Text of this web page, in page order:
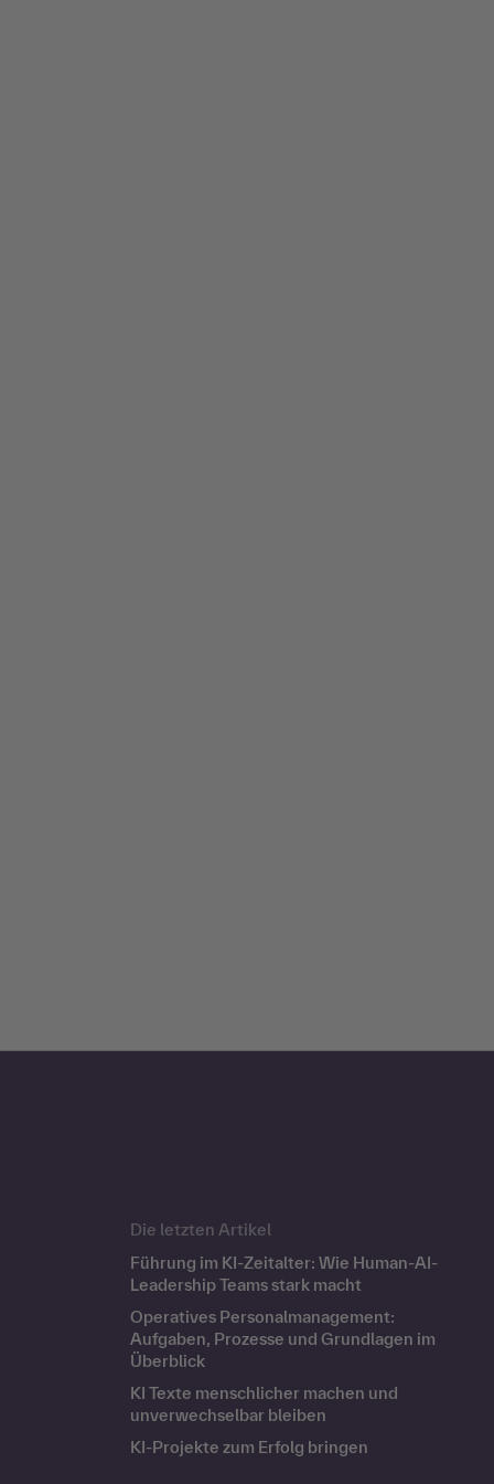
Die letzten Artikel
Führung im KI-Zeitalter: Wie Human-AI-
Leadership Teams stark macht
Operatives Personalmanagement:
Aufgaben, Prozesse und Grundlagen im
Überblick
KI Texte menschlicher machen und
unverwechselbar bleiben
KI-Projekte zum Erfolg bringen